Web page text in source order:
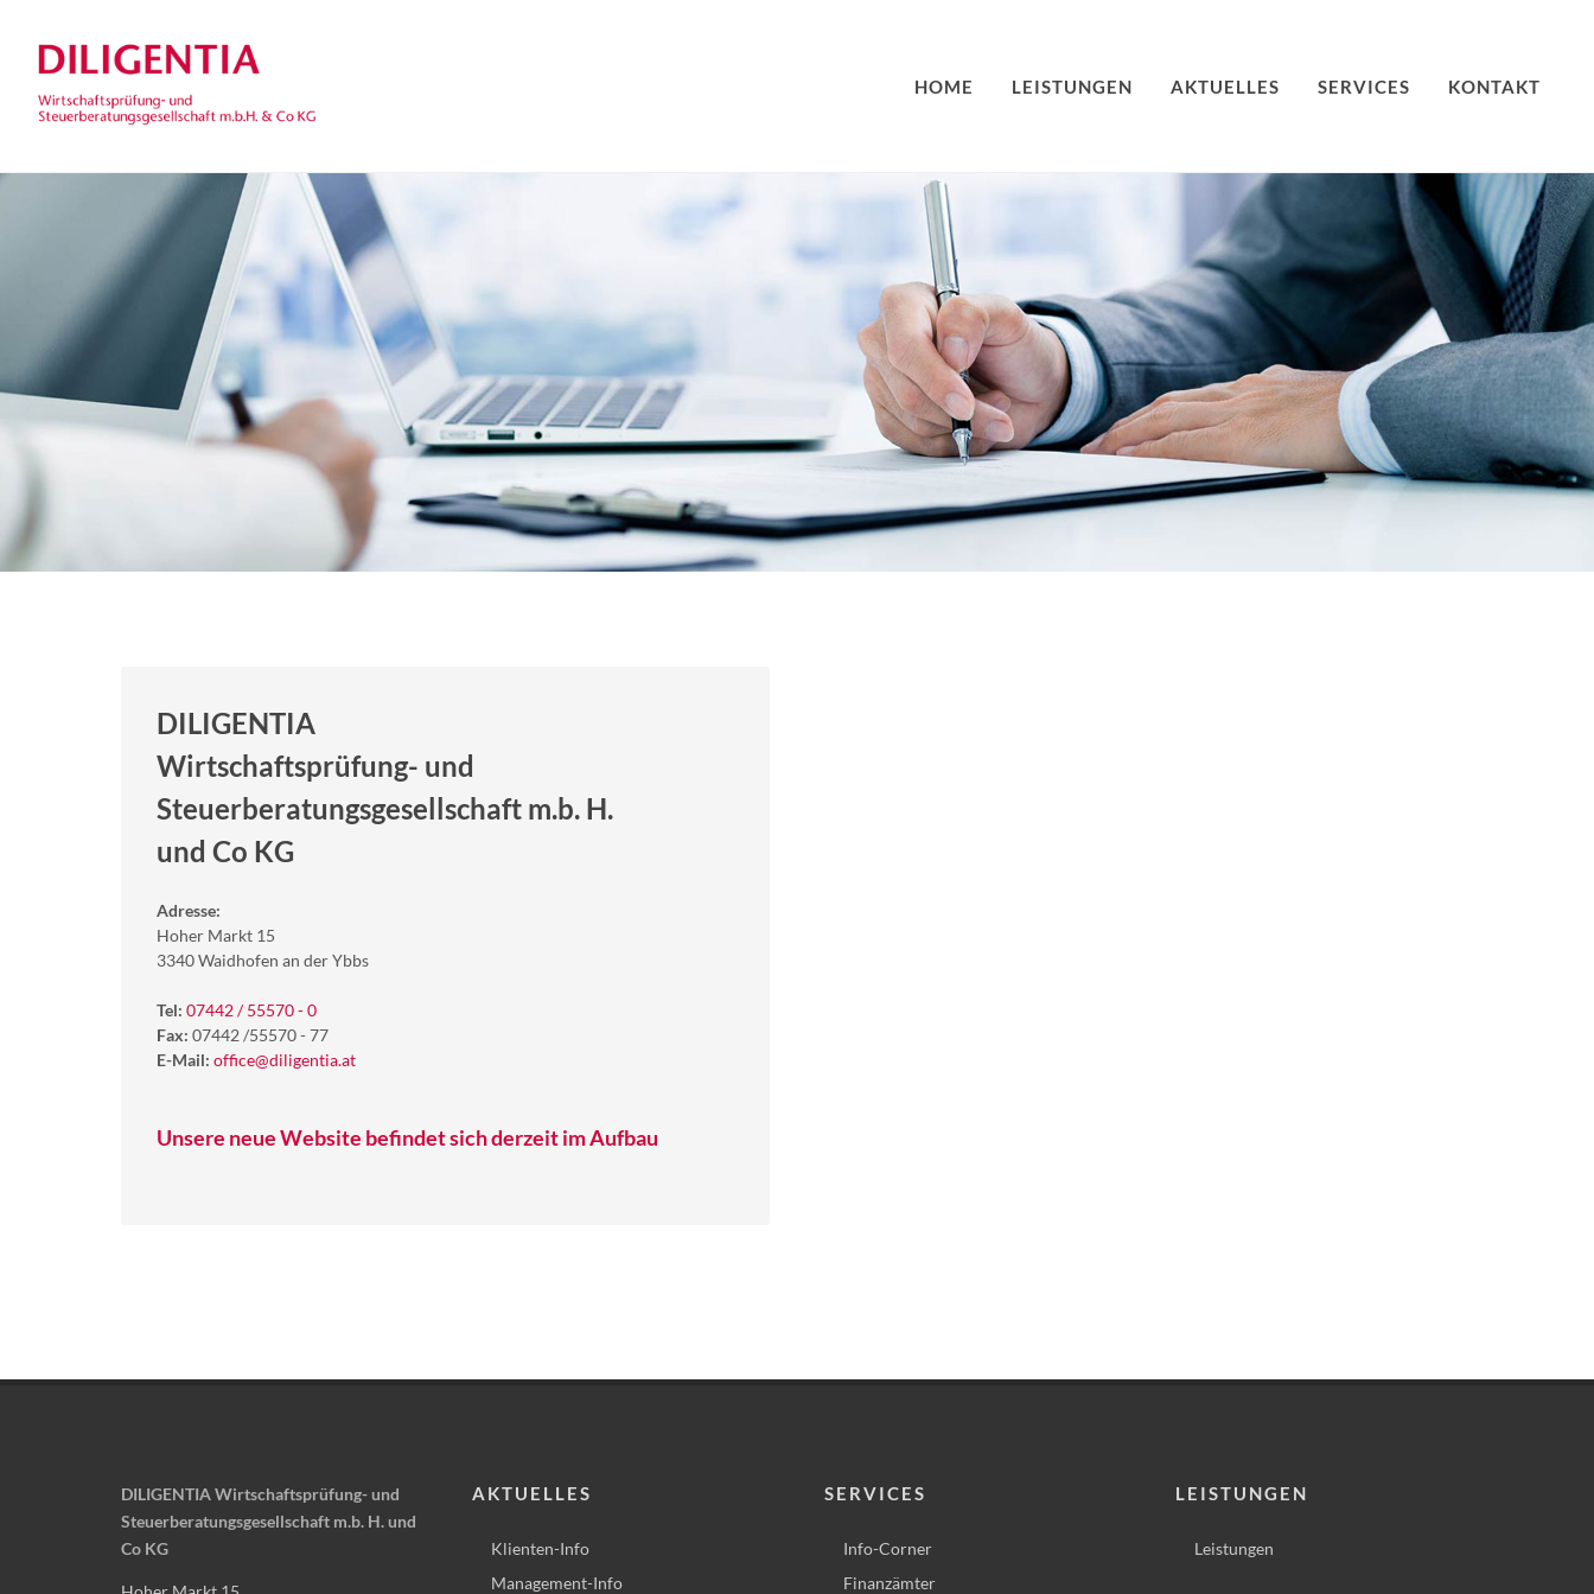
HOME LEISTUNGEN AKTUELLES SERVICES KONTAKT
DILIGENTIA
Wirtschaftsprüfung- und
Steuerberatungsgesellschaft m.b. H.
und Co KG
Adresse:
Hoher Markt 15
3340 Waidhofen an der Ybbs
Tel: 07442 / 55570 - 0
Fax: 07442 /55570 - 77
E-Mail: office@diligentia.at
Unsere neue Website befindet sich derzeit im Aufbau
DILIGENTIA Wirtschaftsprüfung- und
Steuerberatungsgesellschaft m.b. H. und
Co KG
AKTUELLES
Klienten-Info
Management-Info
SERVICES
Info-Corner
Finanzämter
LEISTUNGEN
Leistungen